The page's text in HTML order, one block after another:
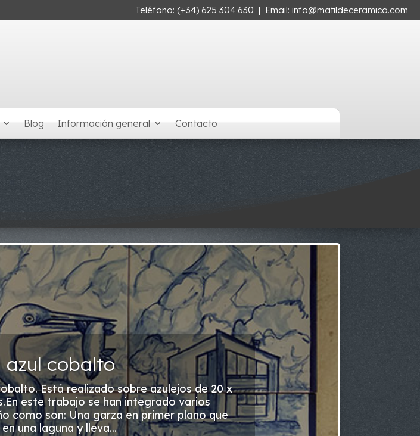
Teléfono: (+34) 625 304 630 | Email: info@matildeceramica.com
Blog Información general Contacto
azul cobalto
Está realizado sobre azulejos de 20 x
este trabajo se han integrado varios
como son: Una garza en primer plano que
una laguna y lleva...